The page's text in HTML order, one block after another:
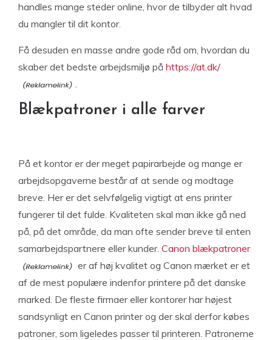
handles mange steder online, hvor de tilbyder alt hvad
du mangler til dit kontor.
Få desuden en masse andre gode råd om, hvordan du
skaber det bedste arbejdsmiljø på https://at.dk/
.
Blækpatroner i alle farver
På et kontor er der meget papirarbejde og mange er
arbejdsopgaverne består af at sende og modtage
breve. Her er det selvfølgelig vigtigt at ens printer
fungerer til det fulde. Kvaliteten skal man ikke gå ned
på, på det område, da man ofte sender breve til enten
samarbejdspartnere eller kunder. Canon blækpatroner
er af høj kvalitet og Canon mærket er et
af de mest populære indenfor printere på det danske
marked. De fleste firmaer eller kontorer har højest
sandsynligt en Canon printer og der skal derfor købes
patroner, som ligeledes passer til printeren. Patronerne